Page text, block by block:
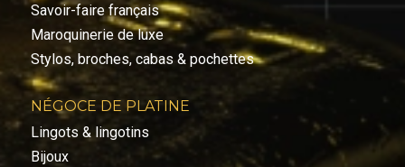
Savoir-faire français
Maroquinerie de luxe
Stylos, broches, cabas & pochettes
NÉGOCE DE PLATINE
Lingots & lingotins
Bijoux